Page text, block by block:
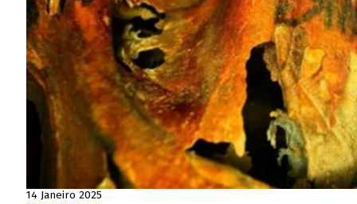
14 Janeiro 2025